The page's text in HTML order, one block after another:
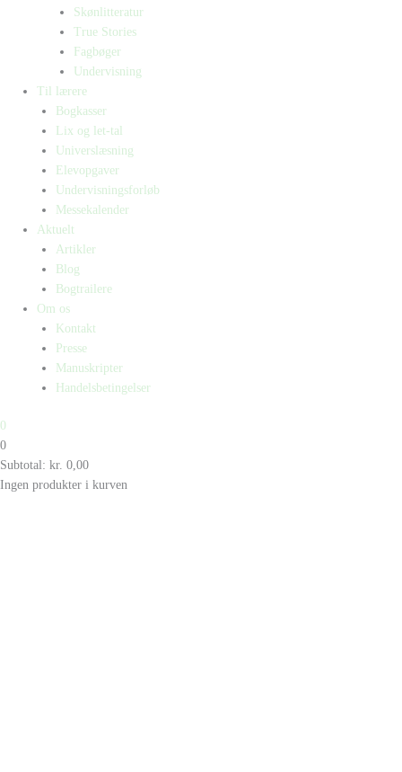
Skønlitteratur
True Stories
Fagbøger
Undervisning
Til lærere
Bogkasser
Lix og let-tal
Universlæsning
Elevopgaver
Undervisningsforløb
Messekalender
Aktuelt
Artikler
Blog
Bogtrailere
Om os
Kontakt
Presse
Manuskripter
Handelsbetingelser
0
0
Subtotal: kr. 0,00
Ingen produkter i kurven